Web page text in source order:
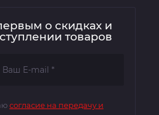
о скидках и
товаров
согласие на передачу и